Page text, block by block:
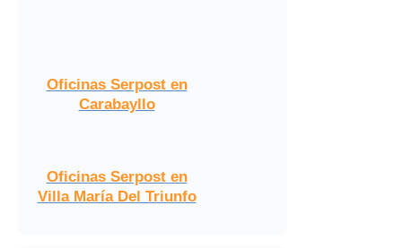
Oficinas Serpost en
Carabayllo
Oficinas Serpost en
Villa María Del Triunfo